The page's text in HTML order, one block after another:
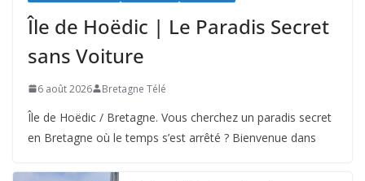
Île de Hoëdic | Le Paradis Secret
sans Voiture
6 août 2026 Bretagne Télé
Île de Hoëdic / Bretagne. Vous cherchez un paradis secret
en Bretagne où le temps s’est arrêté ? Bienvenue dans